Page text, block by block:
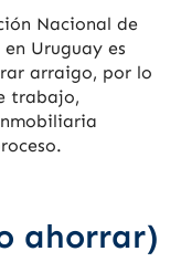
Nacional de
Uruguay es
arraigo, por lo
trabajo,
ahorrar)